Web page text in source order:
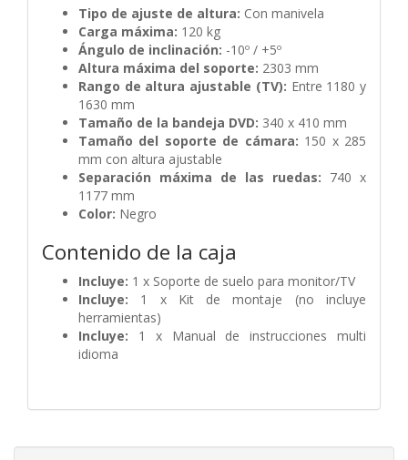
Tipo de ajuste de altura: Con manivela
Carga máxima: 120 kg
Ángulo de inclinación: -10º / +5º
Altura máxima del soporte: 2303 mm
Rango de altura ajustable (TV): Entre 1180 y
1630 mm
Tamaño de la bandeja DVD: 340 x 410 mm
Tamaño del soporte de cámara: 150 x 285
mm con altura ajustable
Separación máxima de las ruedas: 740 x
1177 mm
Color: Negro
Contenido de la caja
Incluye: 1 x Soporte de suelo para monitor/TV
Incluye: 1 x Kit de montaje (no incluye
herramientas)
Incluye: 1 x Manual de instrucciones multi
idioma